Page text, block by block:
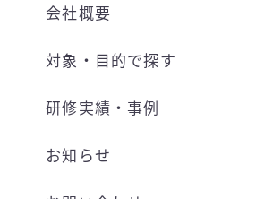
会社概要
対象・目的で探す
研修実績・事例
お知らせ